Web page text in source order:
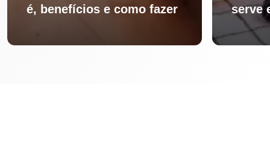
é, benefícios e como fazer
serve